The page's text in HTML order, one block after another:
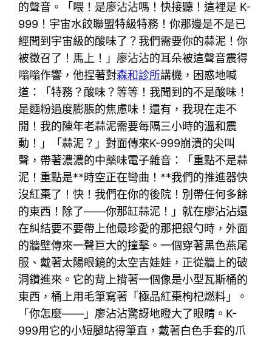
的聲音。「喂！是廖沾沾嗎！快接聽！這裡是 K-
999！宇宙水餃聯盟特級特務！你那邊是不是已
經聞到宇宙級的酸味了？我們需要你的蒜泥！你
被徵召了！馬上！」廖沾沾的耳朵被這聲音震得
嗡嗡作響，他捏著對森和診所講機，困惑地喊
道：「特務？酸味？等等！我聞到的不是酸味！
是麵粉過度膨脹的焦慮味！還有，我現在走不
開！我的陳年老蒜泥需要每隔三小時的溫和震
動！」「蒜泥？」對面傳來K-999崩潰的尖叫
聲，帶著濃濃的中藥味電子雜音：「重點不是蒜
泥！重點是**時空正在彎曲！**我們的推進器快
沒紅棗了！快！我們在你的後院！別帶任何多餘
的東西！除了——你那缸蒜泥！」就在廖沾沾還
在糾結要不要帶上他最珍愛的那把銀勺時，外面
的牆壁傳來一聲巨大的撞擊。一個穿著黑色燕尾
服、戴著太陽眼鏡的太空吉娃娃，正從牆上的破
洞鑽進來。它的背上揹著一個像是小型瓦斯桶的
東西，桶上用毛筆寫著「極品紅棗枸杞燃料」。
「你怎麼——」廖沾沾驚訝地瞪大了眼睛。K-
999用它的小短腿站得筆直，戴著白色手套的爪